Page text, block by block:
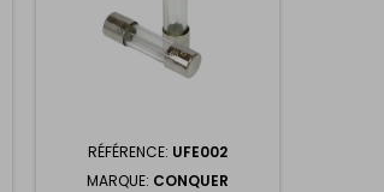
RÉFÉRENCE: UFE002
MARQUE: CONQUER